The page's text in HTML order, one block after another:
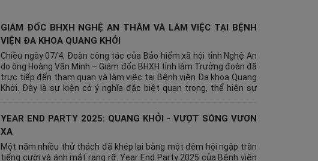
GIÁM ĐỐC BHXH NGHỆ AN THĂM VÀ LÀM VIỆC TẠI BỆNH
VIỆN ĐA KHOA QUANG KHỞI
Chiều ngày 07/4, Đoàn công tác của Bảo hiểm xã hội tỉnh Nghệ An
do ông Hoàng Văn Minh – Giám đốc BHXH tỉnh làm Trưởng đoàn đã
trực tiếp đến tham quan và làm việc tại Bệnh viện Đa khoa Quang
Khởi. Đây là sự kiện có ý nghĩa đặc biệt quan trọng, thể hiện sự
mối quan hệ phối hợp chặt chẽ, bền vững giữa BHXH tỉnh Nghệ An
và Bệnh viện Đa khoa Quang Khởi trong suốt hành trình chăm sóc
sức khỏe nhân dân.
YEAR END PARTY 2025: QUANG KHỞI - VƯỢT SÓNG VƯƠN
XA
Một năm nhiều thử thách đã khép lại bằng một đêm hội ngập tràn
tiếng cười và ánh mắt rạng rỡ. Year End Party 2025 của Bệnh viện